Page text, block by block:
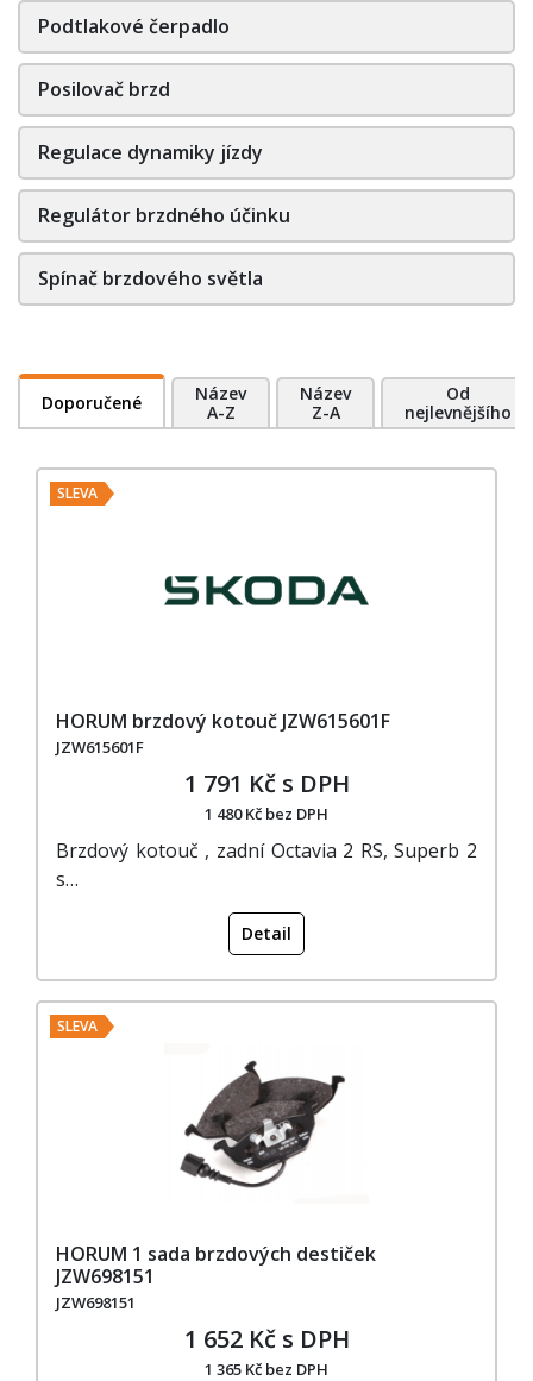
Podtlakové čerpadlo
Posilovač brzd
Regulace dynamiky jízdy
Regulátor brzdného účinku
Spínač brzdového světla
Doporučené
Název
A-Z
Název
Z-A
Od
nejlevnějšího
SLEVA
HORUM brzdový kotouč JZW615601F
JZW615601F
1 791 Kč s DPH
1 480 Kč bez DPH
Brzdový kotouč , zadní Octavia 2 RS, Superb 2
s…
Detail
SLEVA
HORUM 1 sada brzdových destiček
JZW698151
JZW698151
1 652 Kč s DPH
1 365 Kč bez DPH